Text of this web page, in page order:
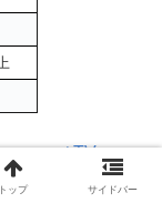
＞＞ｄTV
トップ サイドバー